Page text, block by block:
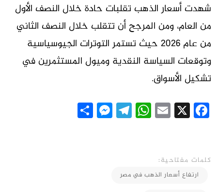
شهدت أسعار الذهب تقلبات حادة خلال النصف الأول
من العام، ومن المرجح أن تتقلب خلال النصف الثاني
من عام 2026 حيث تستمر التوترات الجيوسياسية
وتوقعات السياسة النقدية وميول المستثمرين في
تشكيل الأسواق.
Facebook
X
Email
WhatsApp
Telegram
Messenger
كلمات مفتاحية:
ارتفاع أسعار الذهب في مصر